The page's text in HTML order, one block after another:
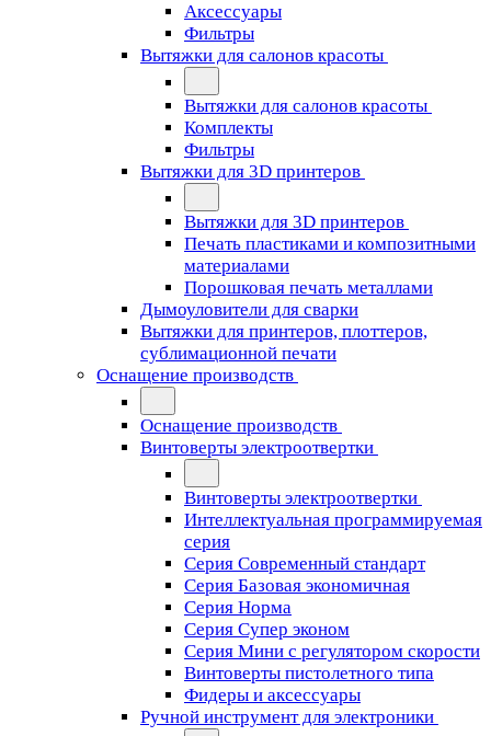
Аксессуары
Фильтры
Вытяжки для салонов красоты
Вытяжки для салонов красоты
Комплекты
Фильтры
Вытяжки для 3D принтеров
Вытяжки для 3D принтеров
Печать пластиками и композитными
материалами
Порошковая печать металлами
Дымоуловители для сварки
Вытяжки для принтеров, плоттеров,
сублимационной печати
Оснащение производств
Оснащение производств
Винтоверты электроотвертки
Винтоверты электроотвертки
Интеллектуальная программируемая
серия
Серия Современный стандарт
Серия Базовая экономичная
Серия Норма
Серия Cупер эконом
Серия Мини с регулятором скорости
Винтоверты пистолетного типа
Фидеры и аксессуары
Ручной инструмент для электроники